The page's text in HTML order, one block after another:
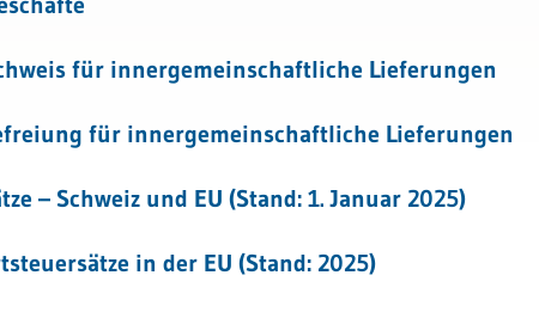
für innergemeinschaftliche Lieferungen
für innergemeinschaftliche Lieferungen
– Schweiz und EU (Stand: 1. Januar 2025)
in der EU (Stand: 2025)